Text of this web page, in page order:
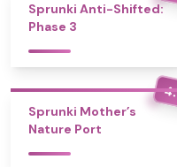
Sprunki Anti-Shifted:
Phase 3
Sprunki Mother’s
Nature Port